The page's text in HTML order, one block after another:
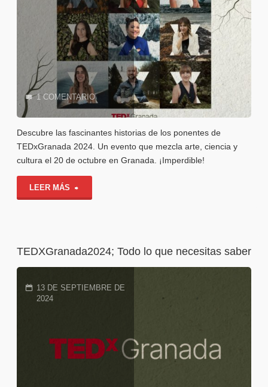
1 COMENTARIO
Descubre las fascinantes historias de los ponentes de
TEDxGranada 2024. Un evento que mezcla arte, ciencia y
cultura el 20 de octubre en Granada. ¡Imperdible!
LEER MÁS
los
TEDXGranada
TEDXGranada2024; Todo lo que necesitas saber
13 DE SEPTIEMBRE DE
2024